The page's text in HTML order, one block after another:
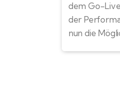
dem Go-
der
nun die